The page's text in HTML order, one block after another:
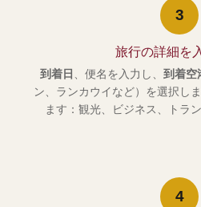
3
旅行の詳細を
到着日 、便名を入力し、 到着空
ン、ランカウイなど）を選択しま
ます：観光、ビジネス、トラ
4